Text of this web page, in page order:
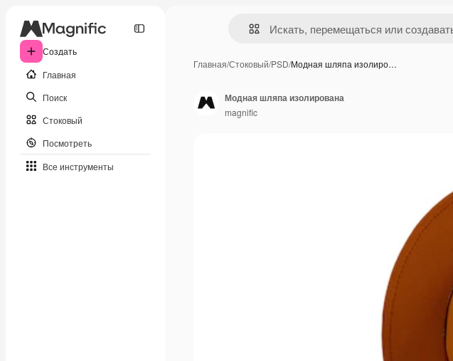
Создать
Главная
Поиск
Стоковый
Посмотреть
Все инструменты
Главная/Стоковый/PSD/Модная шляпа изолиро…
Модная шляпа изолирована
magnific